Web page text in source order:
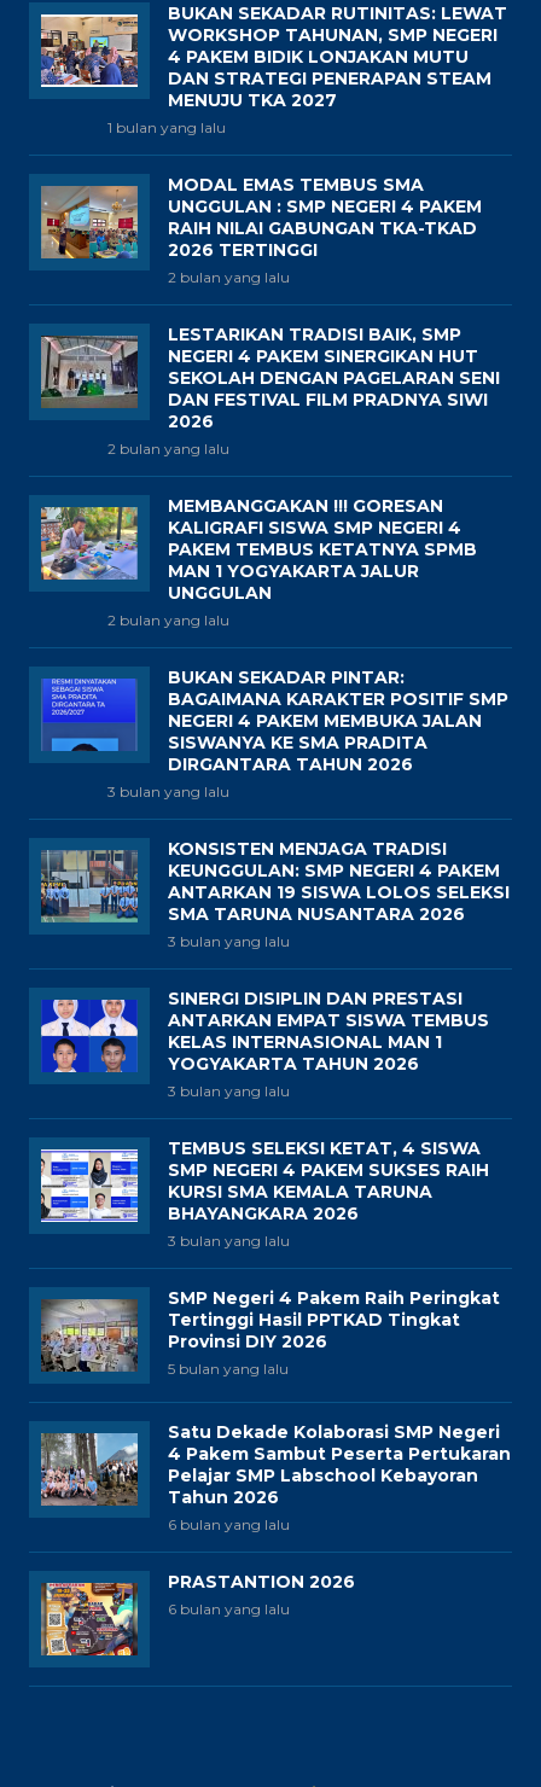
BUKAN SEKADAR RUTINITAS: LEWAT
WORKSHOP TAHUNAN, SMP NEGERI
4 PAKEM BIDIK LONJAKAN MUTU
DAN STRATEGI PENERAPAN STEAM
MENUJU TKA 2027
1 bulan yang lalu
MODAL EMAS TEMBUS SMA
UNGGULAN : SMP NEGERI 4 PAKEM
RAIH NILAI GABUNGAN TKA-TKAD
2026 TERTINGGI
2 bulan yang lalu
LESTARIKAN TRADISI BAIK, SMP
NEGERI 4 PAKEM SINERGIKAN HUT
SEKOLAH DENGAN PAGELARAN SENI
DAN FESTIVAL FILM PRADNYA SIWI
2026
2 bulan yang lalu
MEMBANGGAKAN !!! GORESAN
KALIGRAFI SISWA SMP NEGERI 4
PAKEM TEMBUS KETATNYA SPMB
MAN 1 YOGYAKARTA JALUR
UNGGULAN
2 bulan yang lalu
BUKAN SEKADAR PINTAR:
BAGAIMANA KARAKTER POSITIF SMP
NEGERI 4 PAKEM MEMBUKA JALAN
SISWANYA KE SMA PRADITA
DIRGANTARA TAHUN 2026
3 bulan yang lalu
KONSISTEN MENJAGA TRADISI
KEUNGGULAN: SMP NEGERI 4 PAKEM
ANTARKAN 19 SISWA LOLOS SELEKSI
SMA TARUNA NUSANTARA 2026
3 bulan yang lalu
SINERGI DISIPLIN DAN PRESTASI
ANTARKAN EMPAT SISWA TEMBUS
KELAS INTERNASIONAL MAN 1
YOGYAKARTA TAHUN 2026
3 bulan yang lalu
TEMBUS SELEKSI KETAT, 4 SISWA
SMP NEGERI 4 PAKEM SUKSES RAIH
KURSI SMA KEMALA TARUNA
BHAYANGKARA 2026
3 bulan yang lalu
SMP Negeri 4 Pakem Raih Peringkat
Tertinggi Hasil PPTKAD Tingkat
Provinsi DIY 2026
5 bulan yang lalu
Satu Dekade Kolaborasi SMP Negeri
4 Pakem Sambut Peserta Pertukaran
Pelajar SMP Labschool Kebayoran
Tahun 2026
6 bulan yang lalu
PRASTANTION 2026
6 bulan yang lalu